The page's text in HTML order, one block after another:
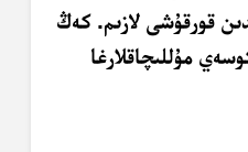
قورقۇشى لازىم. كەڭ
مۇللىچاقلارغا